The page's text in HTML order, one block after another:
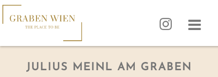
JULIUS MEINL AM GRABEN